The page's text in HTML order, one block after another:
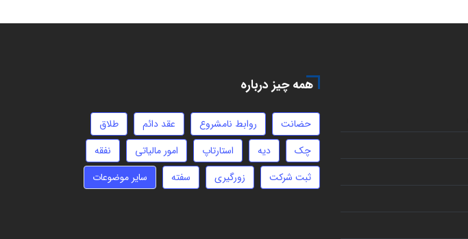
همه چیز درباره
حضانت روابط نامشروع عقد دائم
طلاق
چک
دیه استارتاپ امور مالیاتی
نفقه
ثبت شرکت
زورگیری سفته سایر موضوعات